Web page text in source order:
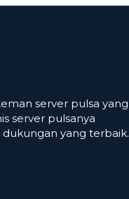
server pulsa yang
server pulsanya
yang terbaik.